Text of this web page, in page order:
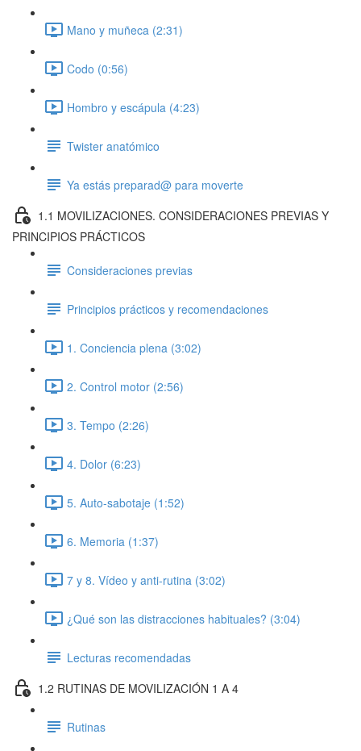
Mano y muñeca (2:31)
Codo (0:56)
Hombro y escápula (4:23)
Twister anatómico
Ya estás preparad@ para moverte
1.1 MOVILIZACIONES. CONSIDERACIONES PREVIAS Y
PRINCIPIOS PRÁCTICOS
Consideraciones previas
Principios prácticos y recomendaciones
1. Conciencia plena (3:02)
2. Control motor (2:56)
3. Tempo (2:26)
4. Dolor (6:23)
5. Auto-sabotaje (1:52)
6. Memoria (1:37)
7 y 8. Vídeo y anti-rutina (3:02)
¿Qué son las distracciones habituales? (3:04)
Lecturas recomendadas
1.2 RUTINAS DE MOVILIZACIÓN 1 A 4
Rutinas